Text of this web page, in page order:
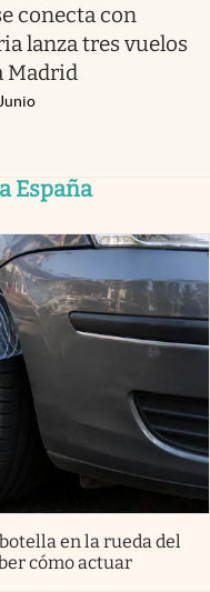
conecta con
lanza tres vuelos
Madrid
España
en la rueda del
cómo actuar